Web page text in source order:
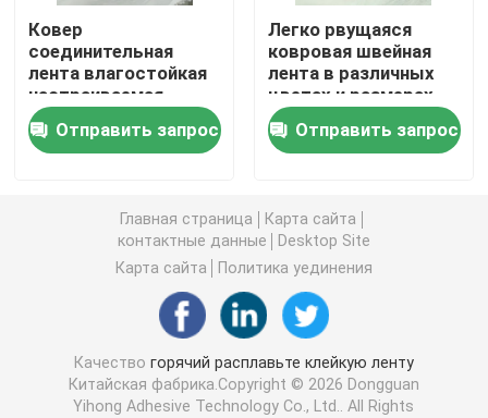
Клейкая лента отпуска простирания
Горячий расплавьте блоки
Flexographic плита устанавливая ленты
Клейкая лента для переноса
Съемная клейкая лента
Ковер
соединительная
лента влагостойкая
настраиваемая
длина (1020/1240
мм-320um)
Отправить запрос
Легко рвущаяся
ковровая швейная
лента в различных
цветах и размерах
1020/1240 мм
Отправить запрос
Главная страница
Карта сайта
контактные данные
Desktop Site
Карта сайта
Политика уединения
Качество горячий расплавьте клейкую ленту
Китайская фабрика.Copyright © 2026 Dongguan
Yihong Adhesive Technology Co., Ltd.. All Rights